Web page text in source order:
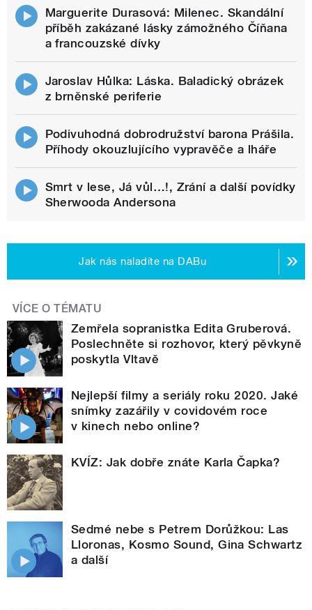
Marguerite Durasová: Milenec. Skandální
příběh zakázané lásky zámožného Číňana
a francouzské dívky
Jaroslav Hůlka: Láska. Baladický obrázek
z brněnské periferie
Podivuhodná dobrodružství barona Prášila.
Příhody okouzlujícího vypravěče a lháře
Smrt v lese, Já vůl…!, Zrání a další povídky
Sherwooda Andersona
Jak nás naladíte na DABu
VÍCE O TÉMATU
Zemřela sopranistka Edita Gruberová.
Poslechněte si rozhovor, který pěvkyně
poskytla Vltavě
Nejlepší filmy a seriály roku 2020. Jaké
snímky zazářily v covidovém roce
v kinech nebo online?
KVÍZ: Jak dobře znáte Karla Čapka?
Sedmé nebe s Petrem Dorůžkou: Las
Lloronas, Kosmo Sound, Gina Schwartz
a další